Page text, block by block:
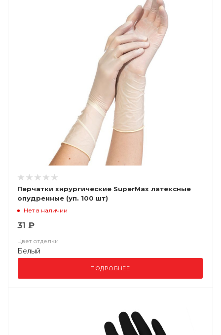
Перчатки хирургические SuperMax латексные
опудренные (уп. 100 шт)
Нет в наличии
31 ₽
Цвет отделки
Белый
ПОДРОБНЕЕ